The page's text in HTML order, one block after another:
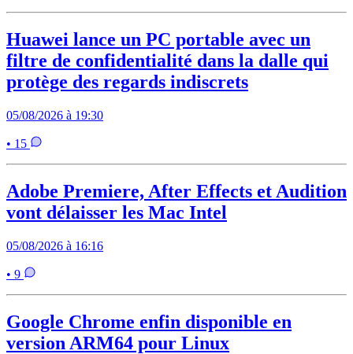
Huawei lance un PC portable avec un
filtre de confidentialité dans la dalle qui
protège des regards indiscrets
05/08/2026 à 19:30
• 15
Adobe Premiere, After Effects et Audition
vont délaisser les Mac Intel
05/08/2026 à 16:16
• 9
Google Chrome enfin disponible en
version ARM64 pour Linux